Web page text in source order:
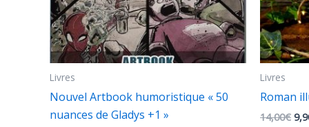
page
du
produit
Livres
Nouvel Artbook humoristique « 50
nuances de Gladys +1 »
Livres
Roman
14,00€ Le